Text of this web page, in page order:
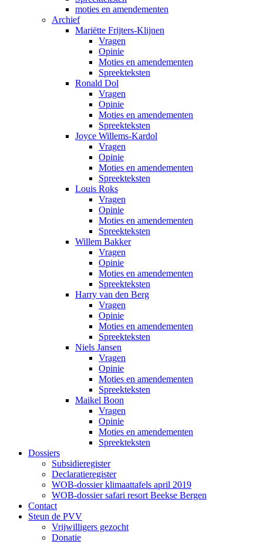
moties en amendementen
Archief
Mariëtte Frijters-Klijnen
Vragen
Opinie
Moties en amendementen
Spreekteksten
Ronald Dol
Vragen
Opinie
Moties en amendementen
Spreekteksten
Joyce Willems-Kardol
Vragen
Opinie
Moties en amendementen
Spreekteksten
Louis Roks
Vragen
Opinie
Moties en amendementen
Spreekteksten
Willem Bakker
Vragen
Opinie
Moties en amendementen
Spreekteksten
Harry van den Berg
Vragen
Opinie
Moties en amendementen
Spreekteksten
Niels Jansen
Vragen
Opinie
Moties en amendementen
Spreekteksten
Maikel Boon
Vragen
Opinie
Moties en amendementen
Spreekteksten
Dossiers
Subsidieregister
Declaratieregister
WOB-dossier klimaattafels april 2019
WOB-dossier safari resort Beekse Bergen
Contact
Steun de PVV
Vrijwilligers gezocht
Donatie